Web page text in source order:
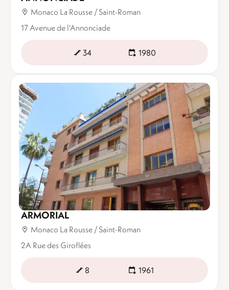
Monaco La Rousse / Saint-Roman
17 Avenue de l'Annonciade
34 1980
ARMORIAL
Monaco La Rousse / Saint-Roman
2A Rue des Giroflées
8 1961